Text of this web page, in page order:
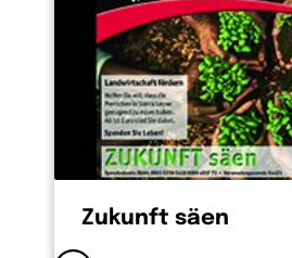
Zukunft säen